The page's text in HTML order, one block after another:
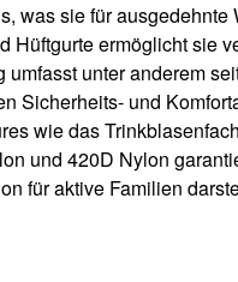
was sie für ausgedehnte
Hüftgurte ermöglicht sie
unter anderem
Sicherheits- und
wie das
und 420D Nylon
für aktive Familien